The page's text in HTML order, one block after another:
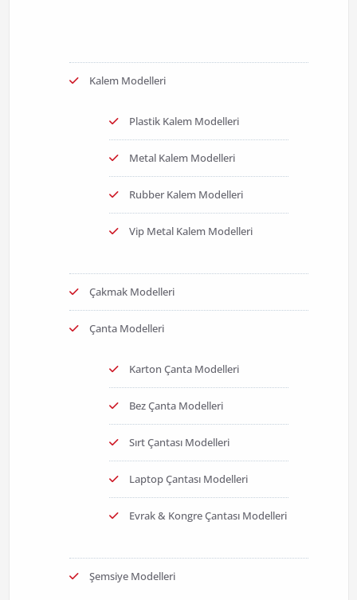
Kalem Modelleri
Plastik Kalem Modelleri
Metal Kalem Modelleri
Rubber Kalem Modelleri
Vip Metal Kalem Modelleri
Çakmak Modelleri
Çanta Modelleri
Karton Çanta Modelleri
Bez Çanta Modelleri
Sırt Çantası Modelleri
Laptop Çantası Modelleri
Evrak & Kongre Çantası Modelleri
Şemsiye Modelleri